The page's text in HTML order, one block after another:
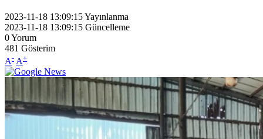
2023-11-18 13:09:15Yayınlanma
2023-11-18 13:09:15 Güncelleme
0Yorum
481 Gösterim
A- A+